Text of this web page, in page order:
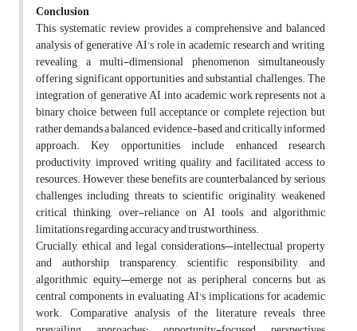
Conclusion
This systematic review provides a comprehensive and balanced
analysis of generative AI's role in academic research and writing,
revealing a multi-dimensional phenomenon simultaneously
offering significant opportunities and substantial challenges. The
integration of generative AI into academic work represents not a
binary choice between full acceptance or complete rejection, but
rather demands a balanced, evidence-based, and critically informed
approach. Key opportunities include enhanced research
productivity, improved writing quality, and facilitated access to
resources. However, these benefits are counterbalanced by serious
challenges including threats to scientific originality, weakened
critical thinking, over-reliance on AI tools, and algorithmic
limitations regarding accuracy and trustworthiness.
Crucially, ethical and legal considerations—intellectual property
and authorship, transparency, scientific responsibility, and
algorithmic equity—emerge not as peripheral concerns but as
central components in evaluating AI's implications for academic
work. Comparative analysis of the literature reveals three